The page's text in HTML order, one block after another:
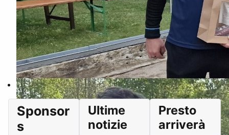
Sponsor
s
Ultime
notizie
Presto
arriverà